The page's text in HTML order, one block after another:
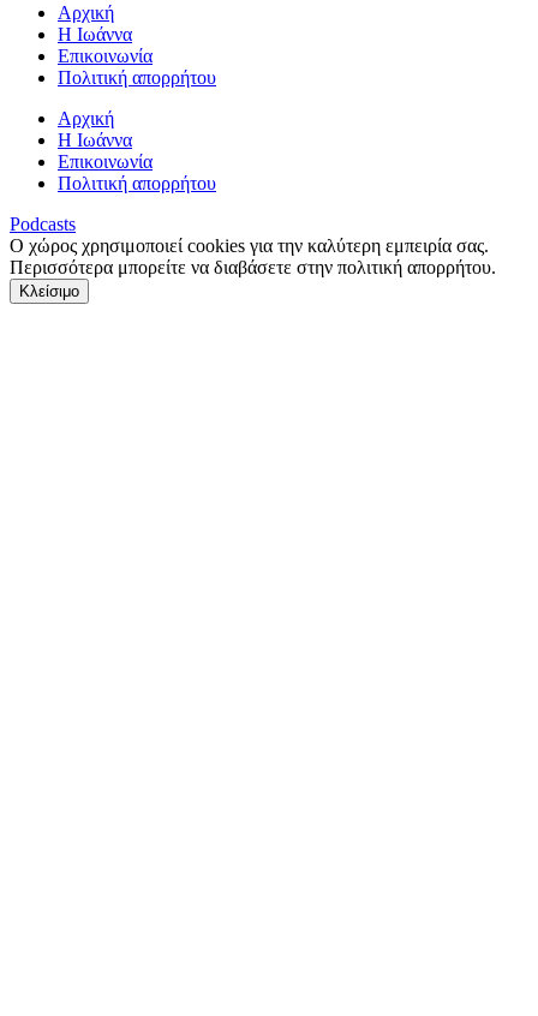
Αρχική
Η Ιωάννα
Επικοινωνία
Πολιτική απορρήτου
Αρχική
Η Ιωάννα
Επικοινωνία
Πολιτική απορρήτου
Podcasts
Ο χώρος χρησιμοποιεί cookies για την καλύτερη εμπειρία σας.
Περισσότερα μπορείτε να διαβάσετε στην πολιτική απορρήτου.
Κλείσιμο